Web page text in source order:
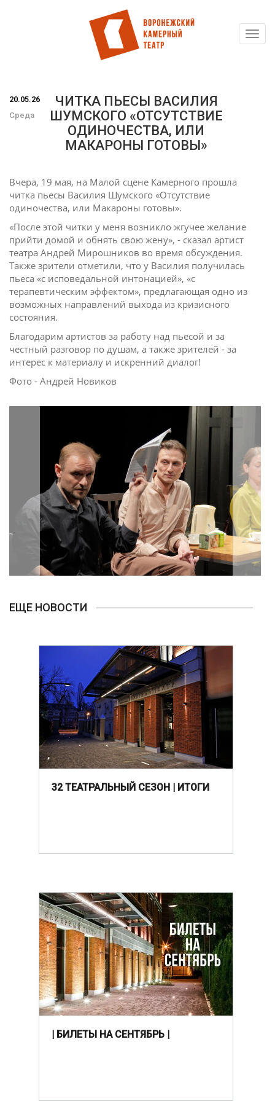
20.05.26
Среда
ЧИТКА ПЬЕСЫ ВАСИЛИЯ
ШУМСКОГО «ОТСУТСТВИЕ
ОДИНОЧЕСТВА, ИЛИ
МАКАРОНЫ ГОТОВЫ»
Вчера, 19 мая, на Малой сцене Камерного прошла
читка пьесы Василия Шумского «Отсутствие
одиночества, или Макароны готовы».
«После этой читки у меня возникло жгучее желание
прийти домой и обнять свою жену», - сказал артист
театра Андрей Мирошников во время обсуждения.
Также зрители отметили, что у Василия получилась
пьеса «с исповедальной интонацией», «с
терапевтическим эффектом», предлагающая одно из
возможных направлений выхода из кризисного
состояния.
Благодарим артистов за работу над пьесой и за
честный разговор по душам, а также зрителей - за
интерес к материалу и искренний диалог!
Фото - Андрей Новиков
ЕЩЕ НОВОСТИ
32 ТЕАТРАЛЬНЫЙ СЕЗОН | ИТОГИ
| БИЛЕТЫ НА СЕНТЯБРЬ |